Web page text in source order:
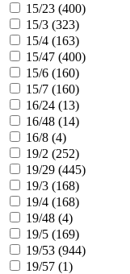
15/23 (400)
15/3 (323)
15/4 (163)
15/47 (400)
15/6 (160)
15/7 (160)
16/24 (13)
16/48 (14)
16/8 (4)
19/2 (252)
19/29 (445)
19/3 (168)
19/4 (168)
19/48 (4)
19/5 (169)
19/53 (944)
19/57 (1)